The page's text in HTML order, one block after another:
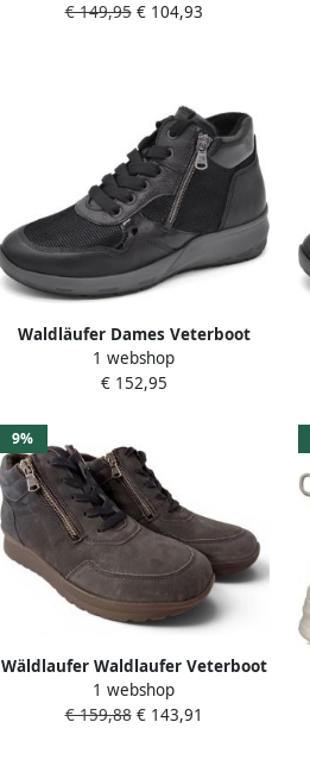
hoge schoenen Kleur: Zwart
€ 149,95€ 104,93
Waldläufer Dames Veterboot
831802-502-001 Zwart Wijdte M
(40)
1 webshop
€ 152,95
9%
Wäldlaufer Waldlaufer Veterboot
688801 189 194 Calli Notte
Donkerblauw Wijdte K
1 webshop
€ 159,88€ 143,91